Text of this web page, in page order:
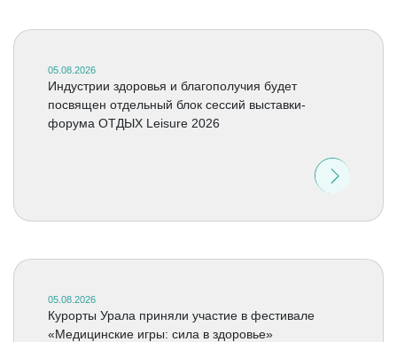
05.08.2026
Индустрии здоровья и благополучия будет
посвящен отдельный блок сессий выставки-
форума ОТДЫХ Leisure 2026
05.08.2026
Курорты Урала приняли участие в фестивале
«Медицинские игры: сила в здоровье»